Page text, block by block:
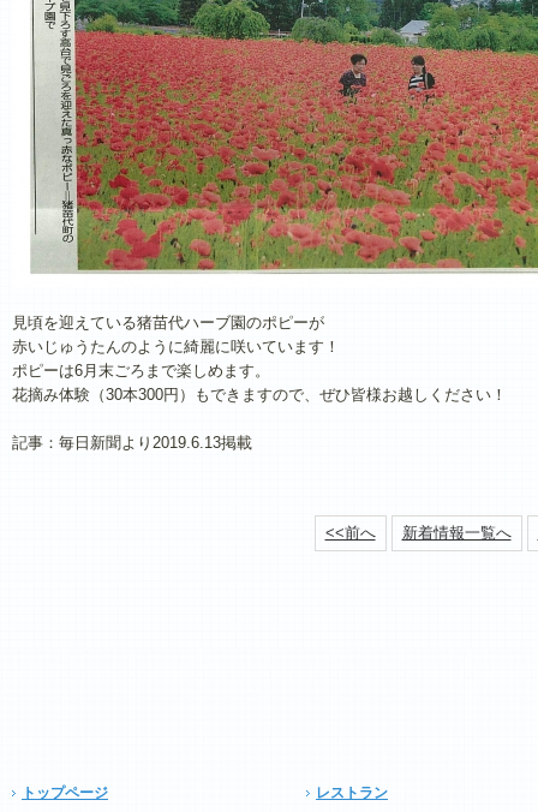
見頃を迎えている猪苗代ハーブ園のポピーが
赤いじゅうたんのように綺麗に咲いています！
ポピーは6月末ごろまで楽しめます。
花摘み体験（30本300円）もできますので、ぜひ皆様お越しください！
記事：毎日新聞より2019.6.13掲載
<<前へ 新着情報一覧へ
トップページ
レストラン